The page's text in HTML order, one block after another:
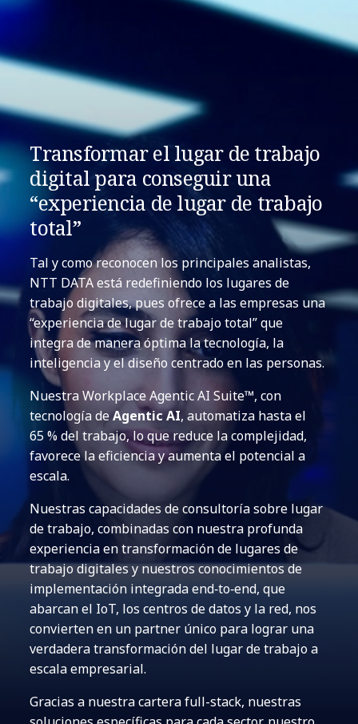
Transformar el lugar de trabajo
digital para conseguir una
“experiencia de lugar de trabajo
total”
Tal y como reconocen los principales analistas,
NTT DATA está redefiniendo los lugares de
trabajo digitales, pues ofrece a las empresas una
“experiencia de lugar de trabajo total” que
integra de manera óptima la tecnología, la
inteligencia y el diseño centrado en las personas.
Nuestra Workplace Agentic AI Suite™, con
tecnología deAgentic AI, automatiza hasta el
65 % del trabajo, lo que reduce la complejidad,
favorece la eficiencia y aumenta el potencial a
escala.
Nuestras capacidades de consultoría sobre lugar
de trabajo, combinadas con nuestra profunda
experiencia en transformación de lugares de
trabajo digitales y nuestros conocimientos de
implementación integrada end‑to‑end, que
abarcan el IoT, los centros de datos y la red, nos
convierten en un partner único para lograr una
verdadera transformación del lugar de trabajo a
escala empresarial.
Gracias a nuestra cartera full-stack, nuestras